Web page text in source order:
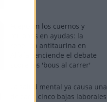
Fuego en los cuernos y
millones en ayudas: la
rebelión antitaurina en
Alfafar enciende el debate
sobre los 'bous al carrer'
La salud mental ya causa una
de cada cinco bajas laborales